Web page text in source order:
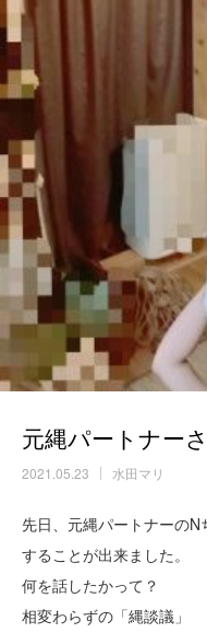
元縄パートナー
2021.05.23 水田マリ
先日、元縄パートナーの
することが出来ました。
何を話したかって？
相変わらずの「縄談議」